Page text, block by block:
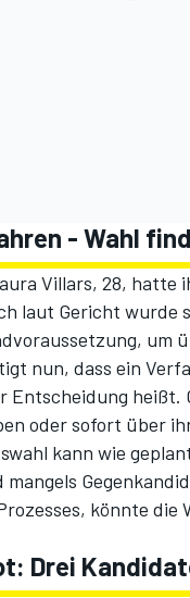
- Wahl
Villars, 28,
laut Gericht wurde
um
nun, dass ein
Entscheidung
oder sofort über
kann wie
könnte
Drei